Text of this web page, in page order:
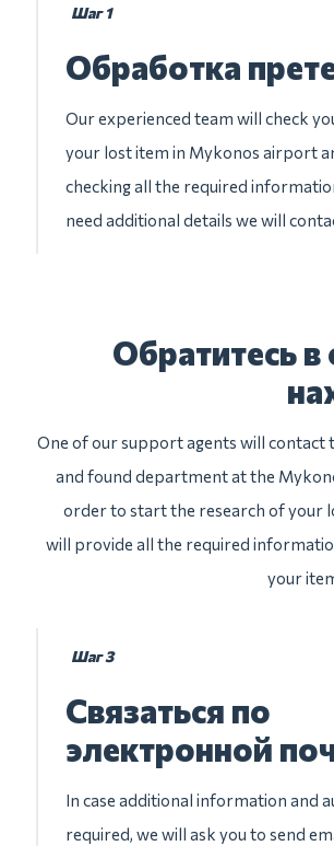
Шаг 1
Обработка
Our experienced team will check
your lost item in Mykonos airport
checking all the required
need additional details we will
Обратитесь в
One of our support agents will contact
and found department at the
order to start the research of your
will provide all the required
your
Шаг 3
Связаться по
электронной
In case additional information and
required, we will ask you to send